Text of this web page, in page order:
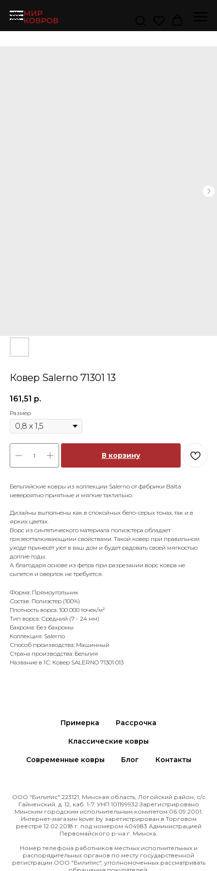
Ковер Salerno 71301 13
161,51 р.
Размер
В корзину
Бельгийские ковры из коллекции Salerno от фабрики Balta
невероятно приятные и мягкие тактильно.
Дизайны выполнены как в спокойных бело-серых тонах, так и в
ярких цветах.
Ворс из синтетического материала полиэстера обладает
грязеотталкивающими свойствами. Такой ковер при правильном
уходе принесёт уют в ваш дом и будет радовать своей мягкостью
долгие годы.
А благодаря основе из фетра при разрезании ворс ковра не
сыпется и оверлок не требуется.
Форма: Прямоугольник
Состав: Полиэстер (100%)
Плотность ворса: 100 000 точек/м²
Тип ворса: Средний (7 - 24 мм)
Бахрома: Без бахромы
Коллекция: Salerno
Способ производства: Машинный
Страна производства: Бельгия
Название в 1С: Ковер SALERNO 71301 013
Примерка Рассрочка
Классические ковры
Современные ковры Блог Контакты
ООО "Билитис" 223121, Минская область, Логойский район, с/с
Гайненский, д. 12, каб. 1-7. УНП 101199932 Зарегистрировано
Минским городским исполнительным комитетом 06.09.2001.
Интернет-магазин kover.by зарегиcтрирован в Торговом
реестре 12.02.2018 г. под номером 404983 Администрацией
Первомайского р-на г. Минска.
Номер телефона работников местных исполнительных и
распорядительных органов по месту государственной
регистрации ООО "Билитис", уполномоченных рассматривать